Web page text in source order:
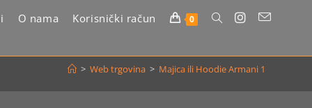
O nama Korisnički račun 0 Uključi/isključi
pretragu
web-
> Web trgovina > Majica ili Hoodie Armani 1